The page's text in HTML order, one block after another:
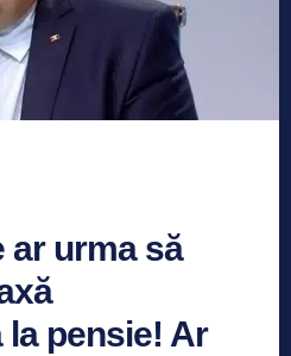
ar urma să
pensie! Ar